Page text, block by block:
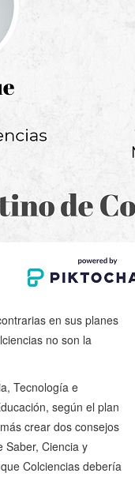
en sus planes
no son la
Tecnología e
según el plan
crear dos consejos
Saber, Ciencia y
Colciencias debería